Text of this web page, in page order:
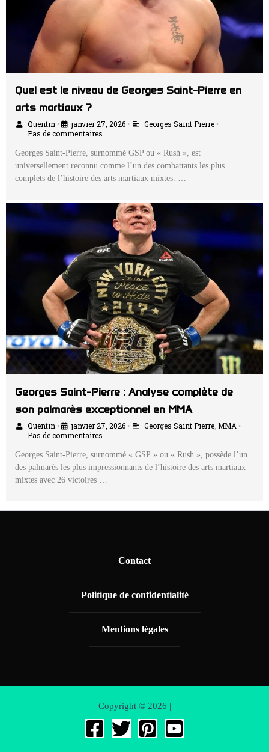
Quel est le niveau de Georges Saint-Pierre en
arts martiaux ?
Quentin • janvier 27, 2026 • Georges Saint Pierre •
Pas de commentaires
Georges Saint-Pierre, surnommé GSP ou « Rush », est
universellement reconnu comme l’un des combattants les plus
complets de l’histoire des arts martiaux mixtes. …
Georges Saint-Pierre : Analyse complète de
son palmarès exceptionnel en MMA
Quentin • janvier 27, 2026 • Georges Saint Pierre MMA •
Pas de commentaires
Georges Saint-Pierre, surnommé « GSP » ou « Rush », possède l’un
des palmarès les plus impressionnants de l’histoire des arts martiaux
mixtes avec 26 victoires …
Contact
Politique de confidentialité
Mentions légales
Copyright © 2026 |